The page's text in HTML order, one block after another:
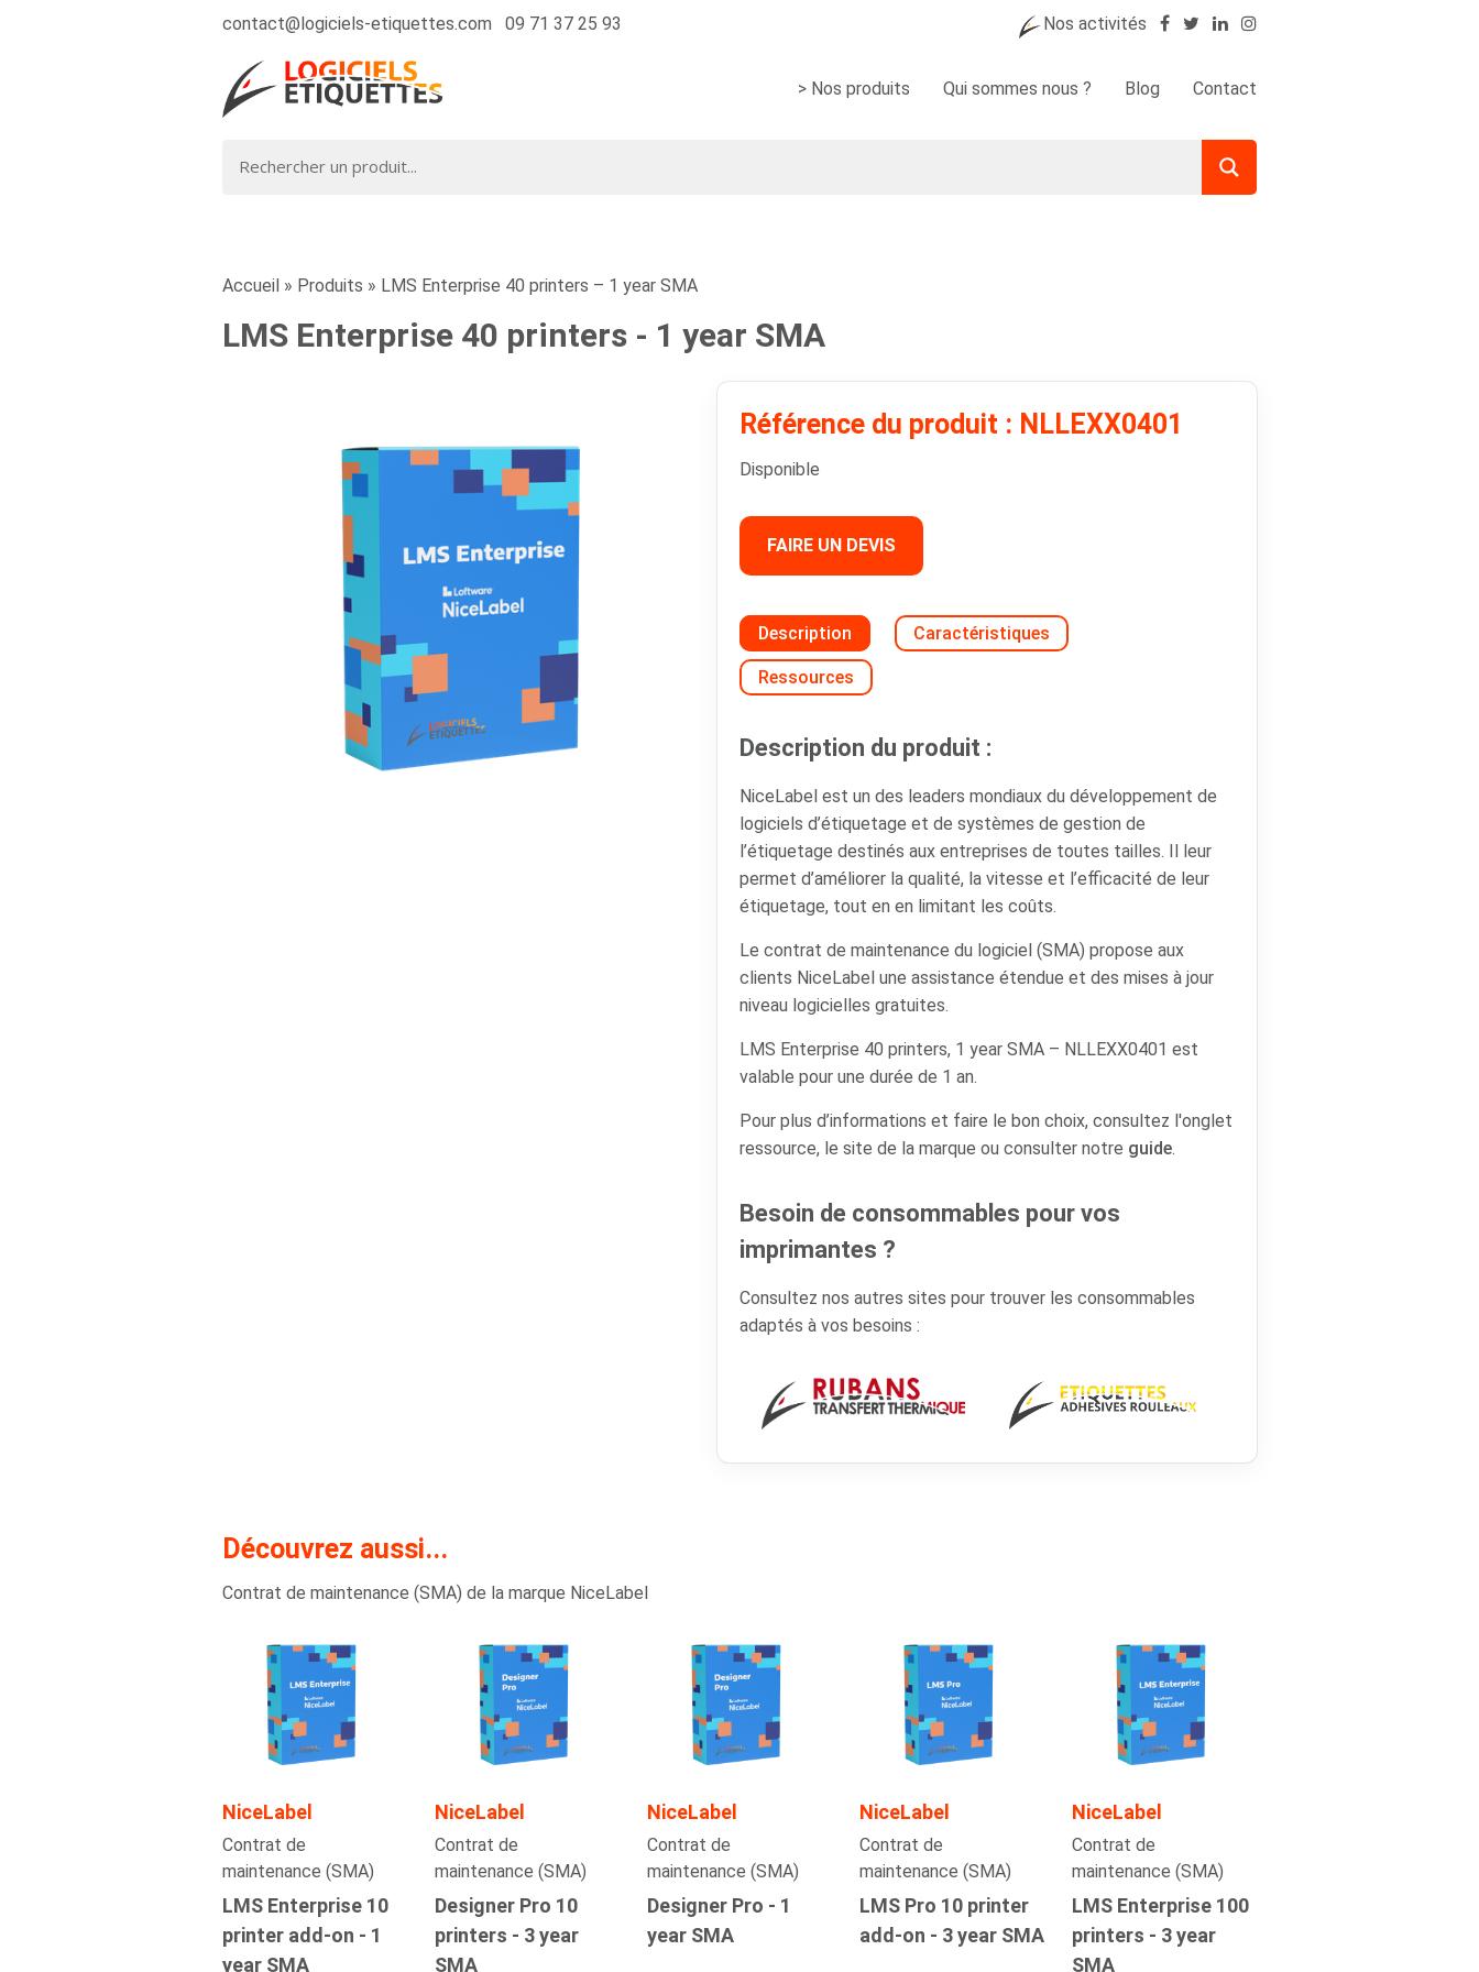
contact@logiciels-etiquettes.com 09 71 37 25 93 Nos activités
> Nos produits Qui sommes nous ? Blog Contact
Accueil » Produits » LMS Enterprise 40 printers – 1 year SMA
LMS Enterprise 40 printers - 1 year SMA
Référence du produit : NLLEXX0401
Disponible
FAIRE UN DEVIS
Description Caractéristiques
Ressources
Description du produit :
NiceLabel est un des leaders mondiaux du développement de
logiciels d’étiquetage et de systèmes de gestion de
l’étiquetage destinés aux entreprises de toutes tailles. Il leur
permet d’améliorer la qualité, la vitesse et l’efficacité de leur
étiquetage, tout en en limitant les coûts.
Le contrat de maintenance du logiciel (SMA) propose aux
clients NiceLabel une assistance étendue et des mises à jour
niveau logicielles gratuites.
LMS Enterprise 40 printers, 1 year SMA – NLLEXX0401 est
valable pour une durée de 1 an.
Pour plus d’informations et faire le bon choix, consultez l'onglet
ressource, le site de la marque ou consulter notre guide.
Besoin de consommables pour vos
imprimantes ?
Consultez nos autres sites pour trouver les consommables
adaptés à vos besoins :
Découvrez aussi...
Contrat de maintenance (SMA) de la marque NiceLabel
NiceLabel
Contrat de
maintenance (SMA)
LMS Enterprise 10
printer add-on - 1
year SMA
NiceLabel
Contrat de
maintenance (SMA)
Designer Pro 10
printers - 3 year
SMA
NiceLabel
Contrat de
maintenance (SMA)
Designer Pro - 1
year SMA
NiceLabel
Contrat de
maintenance (SMA)
LMS Pro 10 printer
add-on - 3 year SMA
NiceLabel
Contrat de
maintenance (SMA)
LMS Enterprise 100
printers - 3 year
SMA